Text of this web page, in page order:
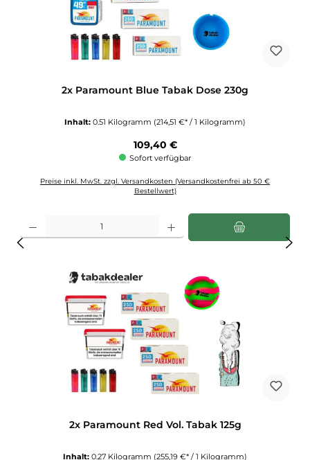
2x Paramount Blue Tabak Dose 230g
Inhalt: 0.51 Kilogramm (214,51 €* / 1 Kilogramm)
Regulärer Preis:
109,40 €
Sofort verfügbar
Preise inkl. MwSt. zzgl. Versandkosten (Versandkostenfrei ab 50 €
Bestellwert)
2x Paramount Red Vol. Tabak 125g
Inhalt: 0.27 Kilogramm (255,19 €* / 1 Kilogramm)